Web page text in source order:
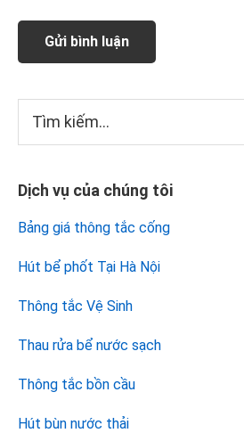
Sidebar
chính
kiếm...
Dịch vụ của chúng tôi
Bảng giá thông tắc cống
Hút bể phốt Tại Hà Nội
Thông tắc Vệ Sinh
Thau rửa bể nước sạch
Thông tắc bồn cầu
Hút bùn nước thải